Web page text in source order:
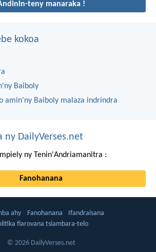
teny manaraka !
kokoa
Baiboly
amin'ny Baiboly malaza indrindra
ny DailyVerses.net
ny Tenin'Andriamanitra :
Fanohanana
ahy Fanohanana
Ifandraisana
fiarovana tsiambara-telo
© 2026 DailyVerses.net